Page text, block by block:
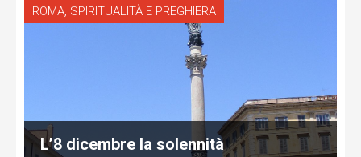
ROMA, SPIRITUALITÀ E PREGHIERA
L’8 dicembre la solennità